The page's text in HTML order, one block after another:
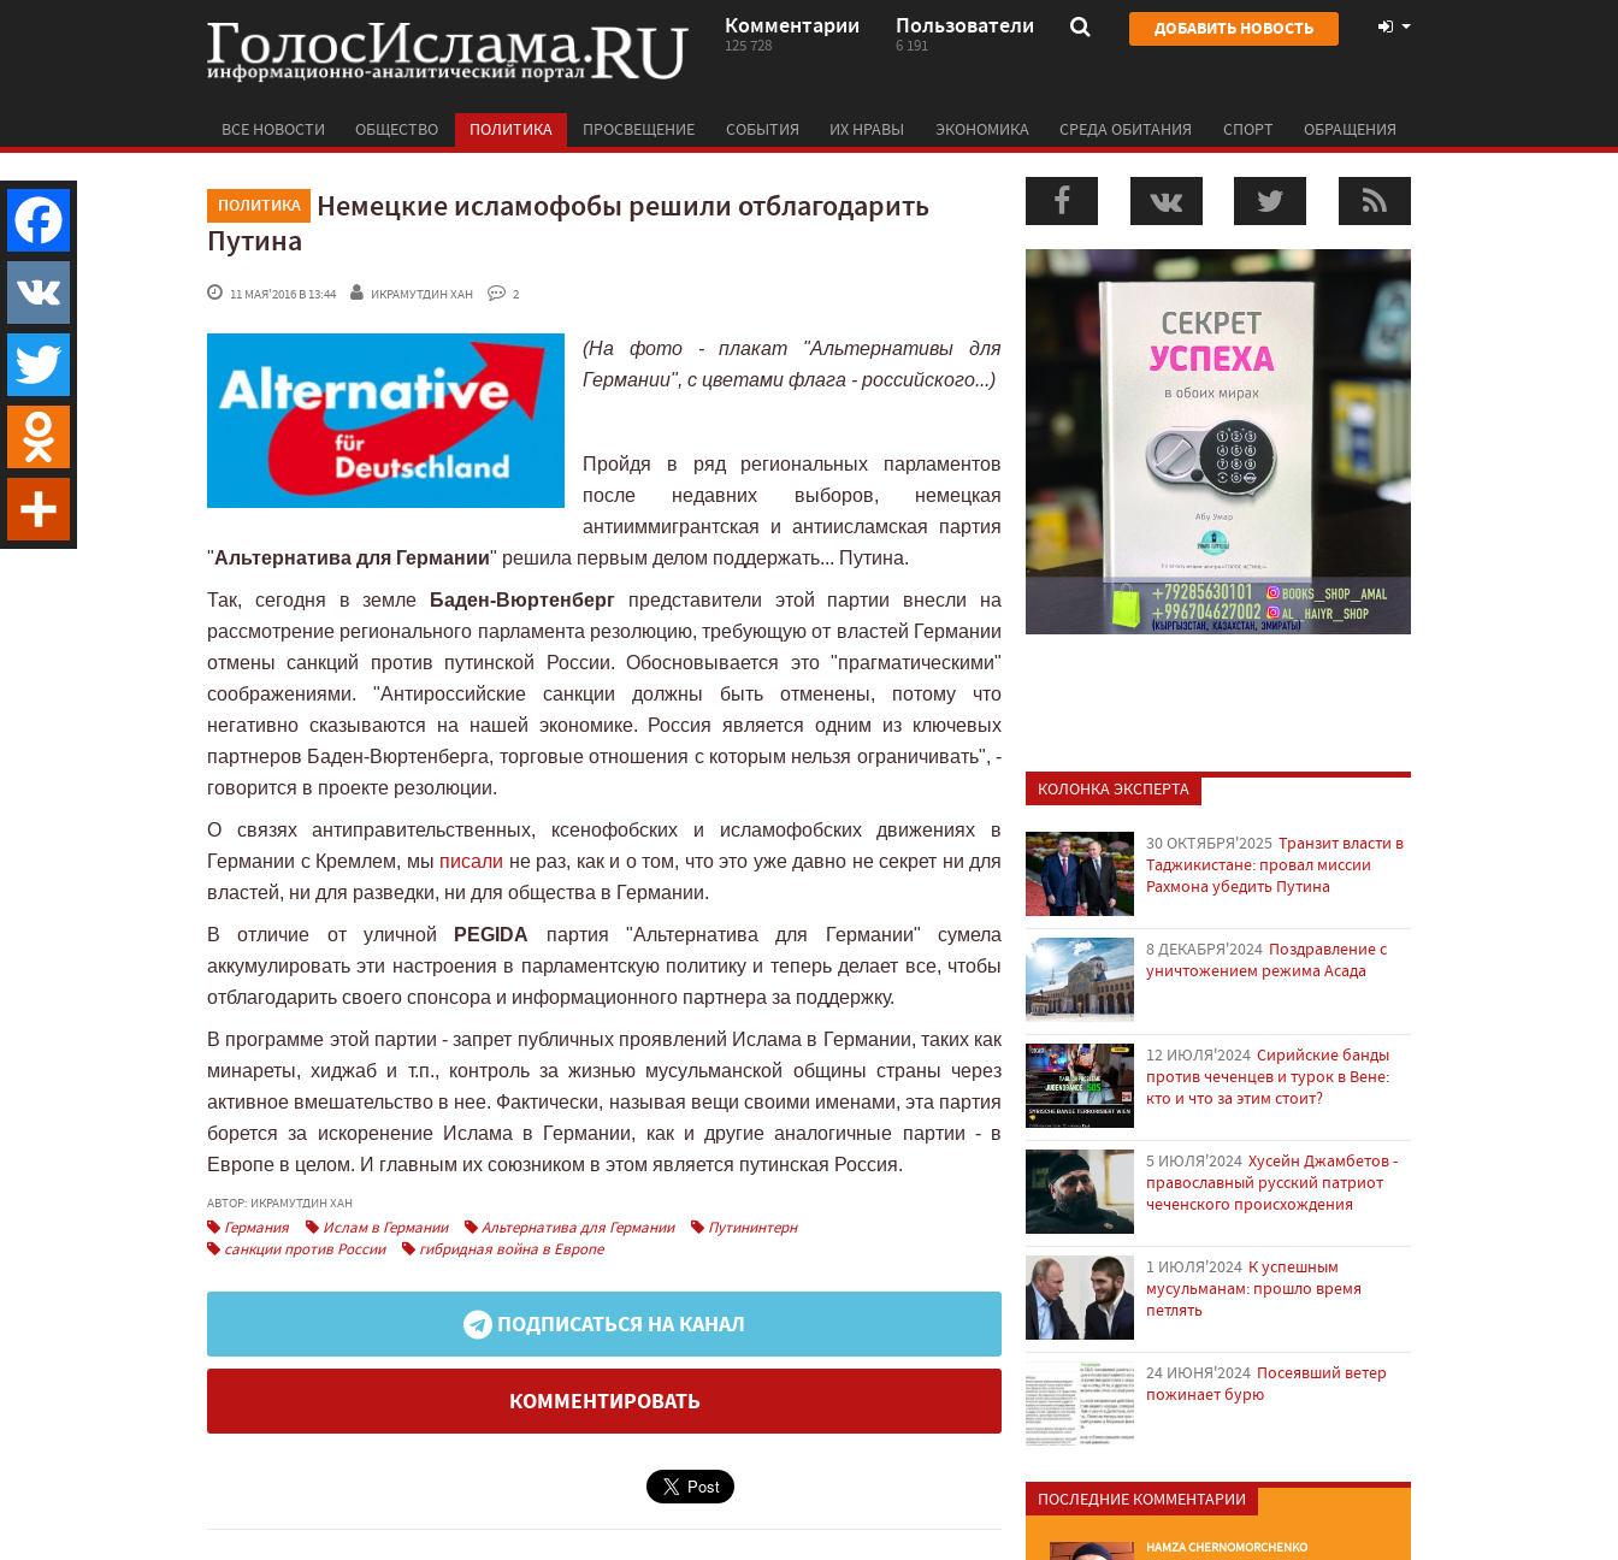
Комментарии
125 728
Пользователи
6 191
ДОБАВИТЬ НОВОСТЬ
ВСЕ НОВОСТИ ОБЩЕСТВО ПОЛИТИКА ПРОСВЕЩЕНИЕ СОБЫТИЯ ИХ НРАВЫ ЭКОНОМИКА СРЕДА ОБИТАНИЯ СПОРТ ОБРАЩЕНИЯ
ПОЛИТИКА
Немецкие исламофобы решили отблагодарить
Путина
11 МАЯ'2016 В 13:44 ИКРАМУТДИН ХАН 2
(На фото - плакат "Альтернативы для
Германии", с цветами флага - российского...)
Пройдя в ряд региональных парламентов
после недавних выборов, немецкая
антииммигрантская и антиисламская партия
"Альтернатива для Германии" решила первым делом поддержать... Путина.
Так, сегодня в земле Баден-Вюртенберг представители этой партии внесли на
рассмотрение регионального парламента резолюцию, требующую от властей Германии
отмены санкций против путинской России. Обосновывается это "прагматическими"
соображениями. "Антироссийские санкции должны быть отменены, потому что
негативно сказываются на нашей экономике. Россия является одним из ключевых
партнеров Баден-Вюртенберга, торговые отношения с которым нельзя ограничивать", -
говорится в проекте резолюции.
О связях антиправительственных, ксенофобских и исламофобских движениях в
Германии с Кремлем, мы писали не раз, как и о том, что это уже давно не секрет ни для
властей, ни для разведки, ни для общества в Германии.
В отличие от уличной PEGIDA партия "Альтернатива для Германии" сумела
аккумулировать эти настроения в парламентскую политику и теперь делает все, чтобы
отблагодарить своего спонсора и информационного партнера за поддержку.
В программе этой партии - запрет публичных проявлений Ислама в Германии, таких как
минареты, хиджаб и т.п., контроль за жизнью мусульманской общины страны через
активное вмешательство в нее. Фактически, называя вещи своими именами, эта партия
борется за искоренение Ислама в Германии, как и другие аналогичные партии - в
Европе в целом. И главным их союзником в этом является путинская Россия.
АВТОР: ИКРАМУТДИН ХАН
Германия Ислам в Германии Альтернатива для Германии
Путининтерн
санкции против России
гибридная война в Европе
ПОДПИСАТЬСЯ НА КАНАЛ
КОММЕНТИРОВАТЬ
КОЛОНКА ЭКСПЕРТА
30 ОКТЯБРЯ'2025 Транзит власти в
Таджикистане: провал миссии
Рахмона убедить Путина
8 ДЕКАБРЯ'2024 Поздравление с
уничтожением режима Асада
12 ИЮЛЯ'2024 Сирийские банды
против чеченцев и турок в Вене:
кто и что за этим стоит?
5 ИЮЛЯ'2024 Хусейн Джамбетов -
православный русский патриот
чеченского происхождения
1 ИЮЛЯ'2024 К успешным
мусульманам: прошло время
петлять
24 ИЮНЯ'2024 Посеявший ветер
пожинает бурю
ПОСЛЕДНИЕ КОММЕНТАРИИ
HAMZA CHERNOMORCHENKO
Facebook
VK
Twitter
Odnoklassniki